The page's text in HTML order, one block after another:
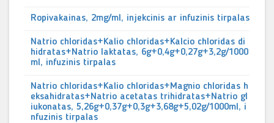
Ropivakainas, 2mg/ml, injekcinis ar infuzinis tirpalas
Natrio chloridas+Kalio chloridas+Kalcio chloridas di
hidratas+Natrio laktatas, 6g+0,4g+0,27g+3,2g/1000
ml, infuzinis tirpalas
Natrio chloridas+Kalio chloridas+Magnio chloridas h
eksahidratas+Natrio acetatas trihidratas+Natrio gl
iukonatas, 5,26g+0,37g+0,3g+3,68g+5,02g/1000ml, i
nfuzinis tirpalas